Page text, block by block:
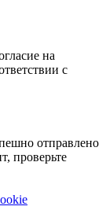
на
с
отправлено
проверьте